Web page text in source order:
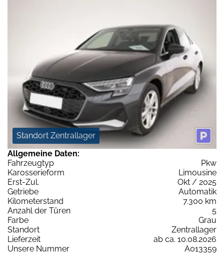
Standort Zentrallager
Allgemeine Daten:
Fahrzeugtyp
Pkw
Karosserieform
Limousine
Erst-Zul.
Okt / 2025
Getriebe
Automatik
Kilometerstand
7.300 km
Anzahl der Türen
5
Farbe
Grau
Standort
Zentrallager
Lieferzeit
ab ca. 10.08.2026
Unsere Nummer
A013359